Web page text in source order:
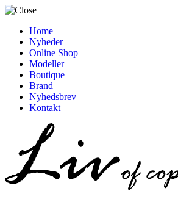
Home
Nyheder
Online Shop
Modeller
Boutique
Brand
Nyhedsbrev
Kontakt